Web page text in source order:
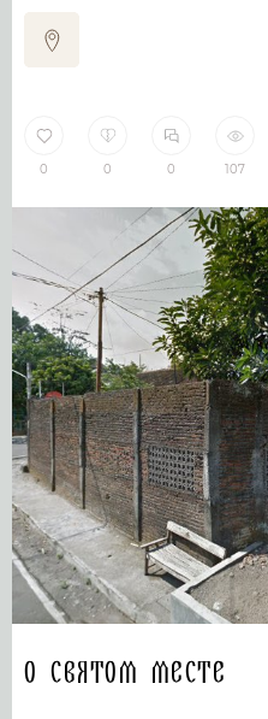
0 0 0 107
О святом месте